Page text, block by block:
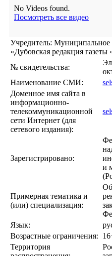
No Videos found.
Посмотреть все видео
Учредитель:
«Дубовская редакция газеты
№ свидетельства:
Наименование СМИ:
Доменное имя сайта в
информационно-
телекоммуникационной
сети Интернет (для
сетевого издания):
Зарегистрировано:
и
Примерная тематика и
(или) специализация:
Язык:
Возрастные ограничения:
Территория